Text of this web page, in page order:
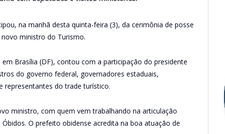
na manhã desta quinta-feira (3), da cerimônia de posse
ministro do Turismo.
Brasília (DF), contou com a participação do presidente
do governo federal, governadores estaduais,
representantes do trade turístico.
ministro, com quem vem trabalhando na articulação
O prefeito obidense acredita na boa atuação de